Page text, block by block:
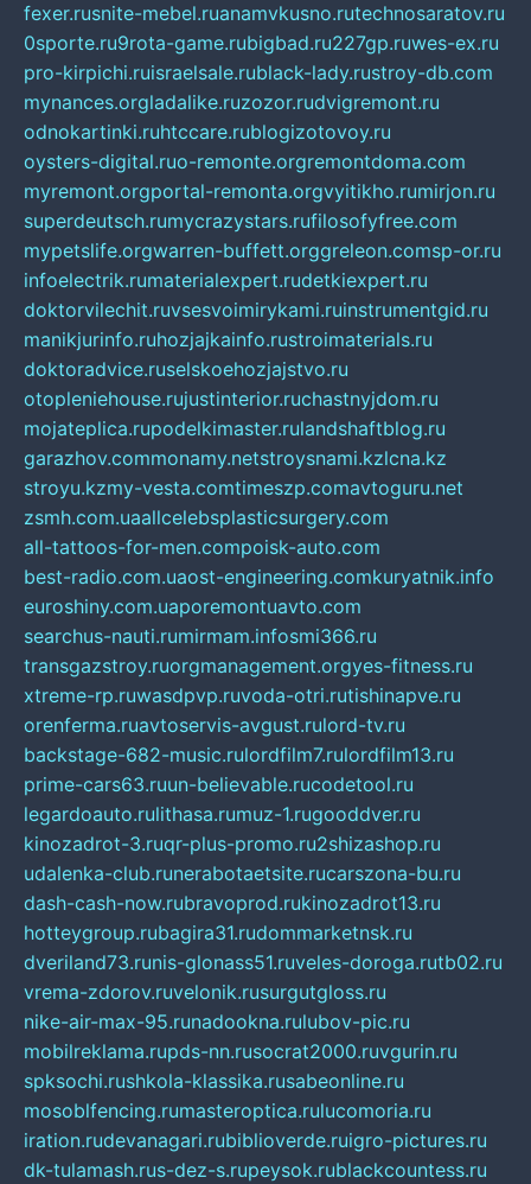
fexer.rusnite-mebel.ruanamvkusno.rutechnosaratov.ru
0sporte.ru9rota-game.rubigbad.ru227gp.ruwes-ex.ru
pro-kirpichi.ruisraelsale.rublack-lady.rustroy-db.com
mynances.orgladalike.ruzozor.rudvigremont.ru
odnokartinki.ruhtccare.rublogizotovoy.ru
oysters-digital.ruo-remonte.orgremontdoma.com
myremont.orgportal-remonta.orgvyitikho.rumirjon.ru
superdeutsch.rumycrazystars.rufilosofyfree.com
mypetslife.orgwarren-buffett.orggreleon.comsp-or.ru
infoelectrik.rumaterialexpert.rudetkiexpert.ru
doktorvilechit.ruvsesvoimirykami.ruinstrumentgid.ru
manikjurinfo.ruhozjajkainfo.rustroimaterials.ru
doktoradvice.ruselskoehozjajstvo.ru
otopleniehouse.rujustinterior.ruchastnyjdom.ru
mojateplica.rupodelkimaster.rulandshaftblog.ru
garazhov.commonamy.netstroysnami.kzlcna.kz
stroyu.kzmy-vesta.comtimeszp.comavtoguru.net
zsmh.com.uaallcelebsplasticsurgery.com
all-tattoos-for-men.compoisk-auto.com
best-radio.com.uaost-engineering.comkuryatnik.info
euroshiny.com.uaporemontuavto.com
searchus-nauti.rumirmam.infosmi366.ru
transgazstroy.ruorgmanagement.orgyes-fitness.ru
xtreme-rp.ruwasdpvp.ruvoda-otri.rutishinapve.ru
orenferma.ruavtoservis-avgust.rulord-tv.ru
backstage-682-music.rulordfilm7.rulordfilm13.ru
prime-cars63.ruun-believable.rucodetool.ru
legardoauto.rulithasa.rumuz-1.rugooddver.ru
kinozadrot-3.ruqr-plus-promo.ru2shizashop.ru
udalenka-club.runerabotaetsite.rucarszona-bu.ru
dash-cash-now.rubravoprod.rukinozadrot13.ru
hotteygroup.rubagira31.rudommarketnsk.ru
dveriland73.runis-glonass51.ruveles-doroga.rutb02.ru
vrema-zdorov.ruvelonik.rusurgutgloss.ru
nike-air-max-95.runadookna.rulubov-pic.ru
mobilreklama.rupds-nn.rusocrat2000.ruvgurin.ru
spksochi.rushkola-klassika.rusabeonline.ru
mosoblfencing.rumasteroptica.rulucomoria.ru
iration.rudevanagari.rubiblioverde.ruigro-pictures.ru
dk-tulamash.rus-dez-s.rupeysok.rublackcountess.ru